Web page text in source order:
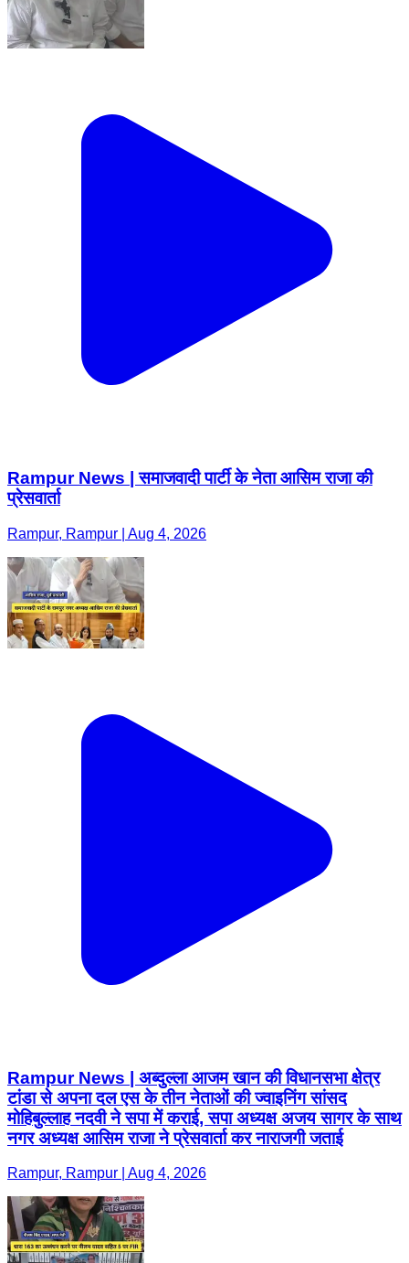
Rampur News | समाजवादी पार्टी के नेता आसिम राजा की
प्रेसवार्ता
Rampur, Rampur | Aug 4, 2026
Rampur News | अब्दुल्ला आजम खान की विधानसभा क्षेत्र
टांडा से अपना दल एस के तीन नेताओं की ज्वाइनिंग सांसद
मोहिबुल्लाह नदवी ने सपा में कराई, सपा अध्यक्ष अजय सागर के साथ
नगर अध्यक्ष आसिम राजा ने प्रेसवार्ता कर नाराजगी जताई
Rampur, Rampur | Aug 4, 2026